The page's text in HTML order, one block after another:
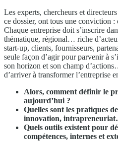
Les experts, chercheurs et
ce dossier, ont tous une conviction :
Chaque entreprise doit s’inscrire
thématique, régional… riche
start-up, clients, fournisseurs,
seule façon d’agir pour parvenir à
son horizon et son champ
d’arriver à transformer l’entreprise
Alors, comment définir le
aujourd’hui ?
Quelles sont les pratiques
innovation,
Quels outils existent pour
compétences, internes et